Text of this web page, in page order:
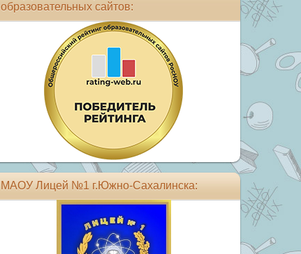
образовательных сайтов:
МАОУ Лицей №1 г.Южно-Сахалинска: